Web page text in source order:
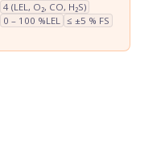
4 (LEL, O₂, CO, H₂S)
0 – 100 %LEL ≤ ±5 % FS